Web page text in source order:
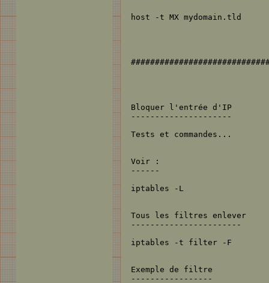
host -t MX mydomain.tld
Bloquer l'entrée d'IP
---------------------
Tests et commandes...
Voir :
------
iptables -L
Tous les filtres enlever
-----------------------
iptables -t filter -F
Exemple de filtre
-----------------